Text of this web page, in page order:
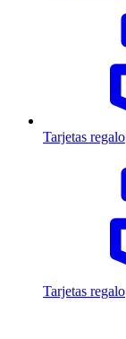
Tarjetas regalo
Tarjetas regalo